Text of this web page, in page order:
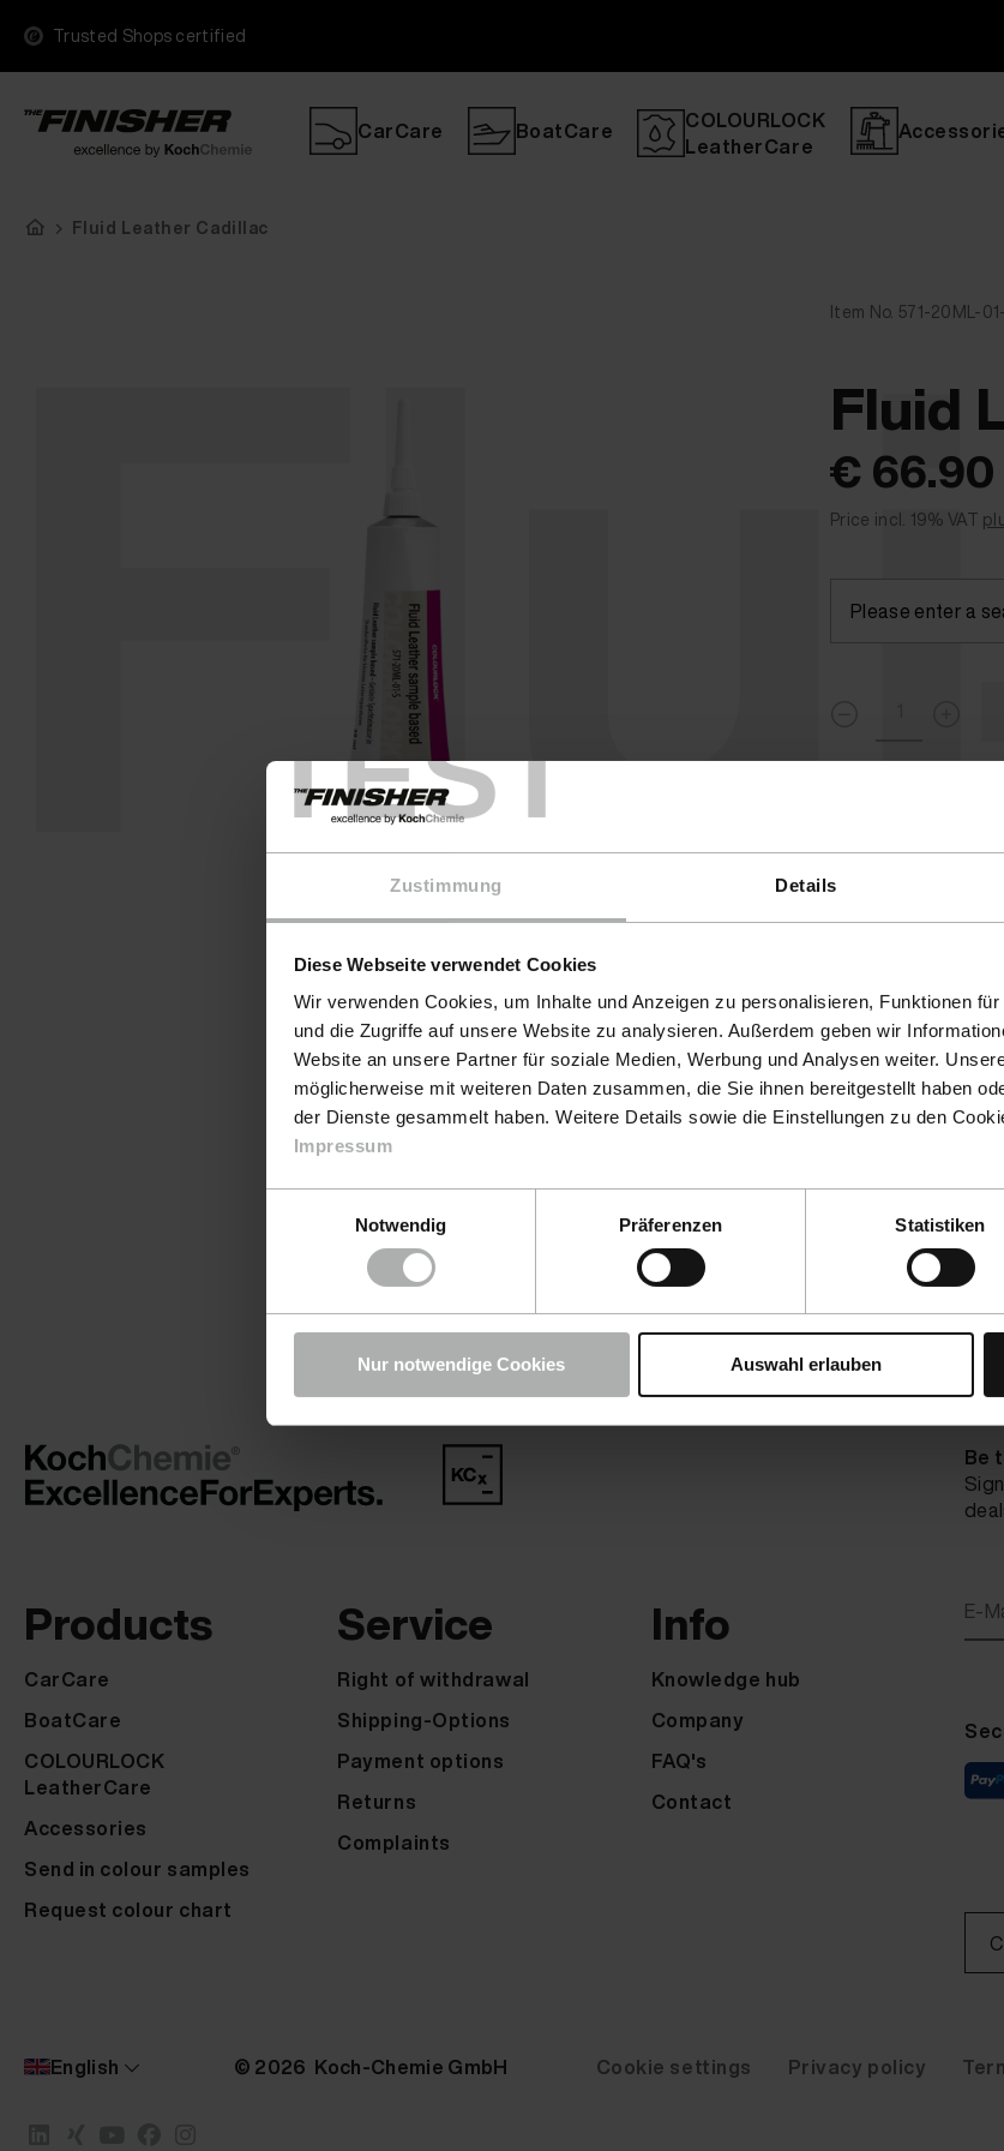
TEST
Zustimmung Details
Diese Webseite verwendet Cookies
Wir verwenden Cookies, um Inhalte und Anzeigen zu personalisieren, Funktionen
und die Zugriffe auf unsere Website zu analysieren. Außerdem geben wir
Website an unsere Partner für soziale Medien, Werbung und Analysen weiter.
möglicherweise mit weiteren Daten zusammen, die Sie ihnen bereitgestellt haben
der Dienste gesammelt haben. Weitere Details sowie die Einstellungen zu den
Impressum
Notwendig
Präferenzen Statistiken
Nur notwendige Cookies Auswahl erlauben
Trusted Shops certified
CarCare BoatCare
COLOURLOCK
LeatherCare
Fluid Leather Cadillac
Item No. 571-20ML-
Fluid
€ 66.90
Price incl. 19% VAT
Products
CarCare
BoatCare
COLOURLOCK
LeatherCare
Accessories
Send in colour samples
Request colour chart
Service
Right of withdrawal
Shipping-Options
Payment options
Returns
Complaints
Info
Knowledge hub
Company
FAQ's
Contact
Be
E-
English © 2026 Koch-Chemie GmbH Cookie settings Privacy policy